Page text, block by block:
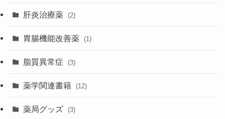
肝炎治療薬 (2)
胃腸機能改善薬 (1)
脂質異常症 (3)
薬学関連書籍 (12)
薬局グッズ (3)